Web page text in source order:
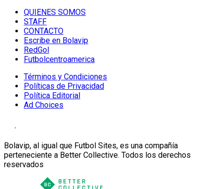
QUIENES SOMOS
STAFF
CONTACTO
Escribe en Bolavip
RedGol
Futbolcentroamerica
Términos y Condiciones
Políticas de Privacidad
Política Editorial
Ad Choices
Bolavip, al igual que Futbol Sites, es una compañía
perteneciente a Better Collective. Todos los derechos
reservados